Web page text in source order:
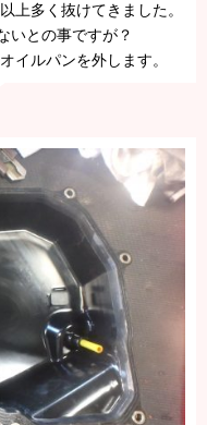
上多く抜けてきました。
いとの事ですが？
イルパンを外します。